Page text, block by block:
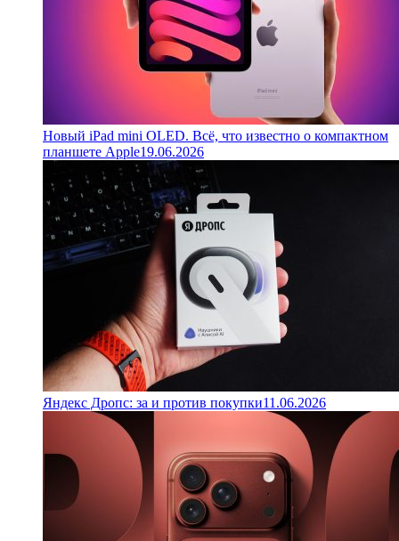
Новый iPad mini OLED. Всё, что известно о компактном
планшете Apple19.06.2026
Яндекс Дропс: за и против покупки11.06.2026